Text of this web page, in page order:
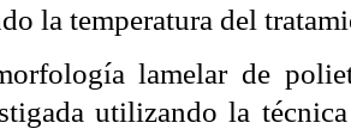
la temperatura del
lamelar de
utilizando la